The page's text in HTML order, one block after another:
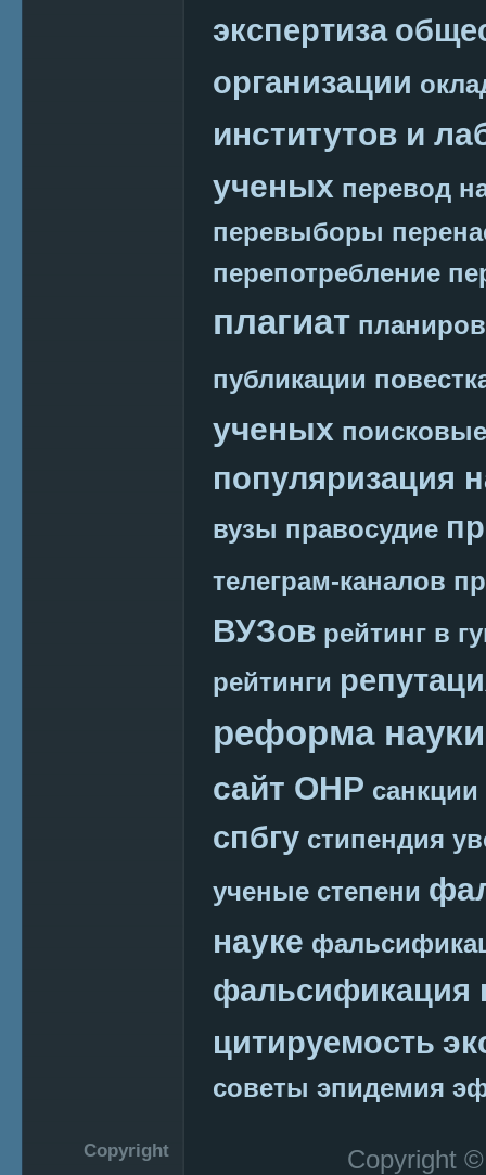
экспертиза
организации
институтов и
ученых перевод
перевыборы
перепотребление
плагиат
публикации
ученых
популяризация
вузы правосудие
телеграм-каналов
ВУЗов рейтинг в
рейтинги
реформа науки
сайт ОНР санкции
спбгу стипендия
ученые степени
науке
фальсификация
цитируемость
советы эпидемия
Copyright
Copyright